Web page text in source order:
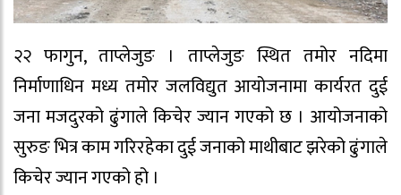
२२ फागुन, ताप्लेजुङ । ताप्लेजुङ स्थित तमोर नदिमा
निर्माणाधिन मध्य तमोर जलविद्युत आयोजनामा कार्यरत दुई
जना मजदुरको ढुंगाले किचेर ज्यान गएको छ । आयोजनाको
सुरुङ भित्र काम गरिरहेका दुई जनाको माथीबाट झरेको ढुंगाले
किचेर ज्यान गएको हो ।